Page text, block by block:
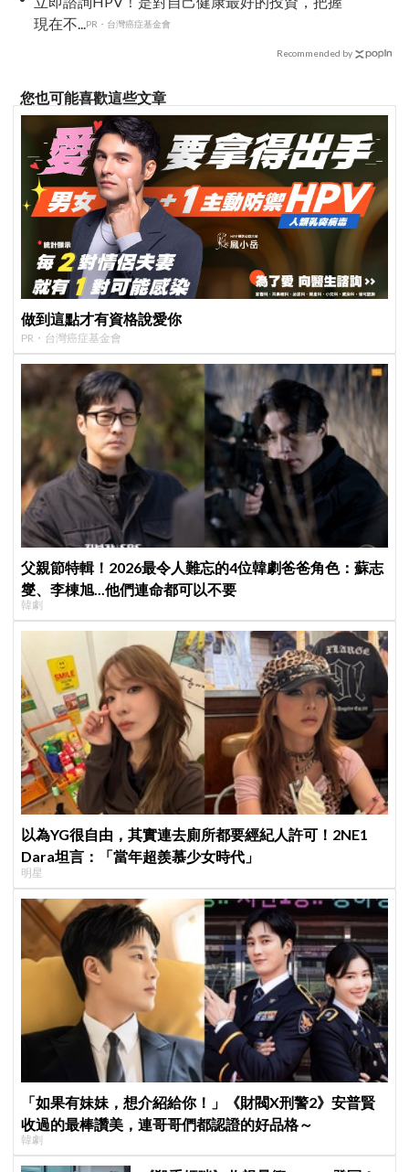
現在不...PR・台灣癌症基金會
Recommended by
您也可能喜歡這些文章
做到這點才有資格說愛你
PR・台灣癌症基金會
父親節特輯！2026最令人難忘的4位韓劇爸爸角色：蘇志
燮、李棟旭...他們連命都可以不要
韓劇
以為YG很自由，其實連去廁所都要經紀人許可！2NE1
Dara坦言：「當年超羨慕少女時代」
明星
「如果有妹妹，想介紹給你！」《財閥X刑警2》安普賢
收過的最棒讚美，連哥哥們都認證的好品格～
韓劇